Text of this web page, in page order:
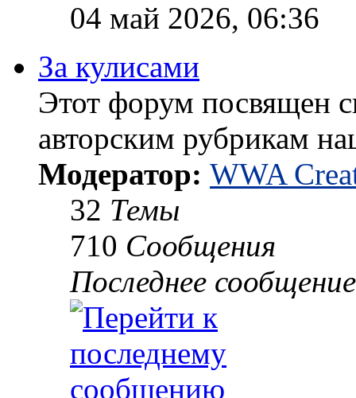
04 май 2026, 06:36
За кулисами
Этот форум посвящен
авторским рубрикам
Модератор: WWA
32 Темы
710 Сообщения
Последнее сообщение